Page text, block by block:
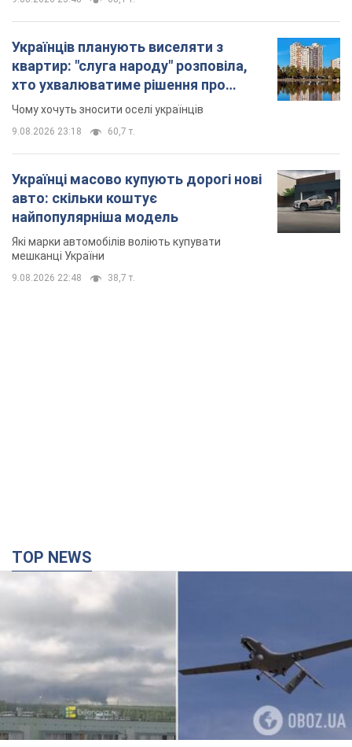
Українців планують виселяти з
квартир: "слуга народу" розповіла,
хто ухвалюватиме рішення про
знесення будинків
Чому хочуть зносити оселі українців
9.08.2026 23:18 60,7 т.
Українці масово купують дорогі нові
авто: скільки коштує
найпопулярніша модель
Які марки автомобілів воліють купувати
мешканці України
9.08.2026 22:48 38,7 т.
TOP NEWS